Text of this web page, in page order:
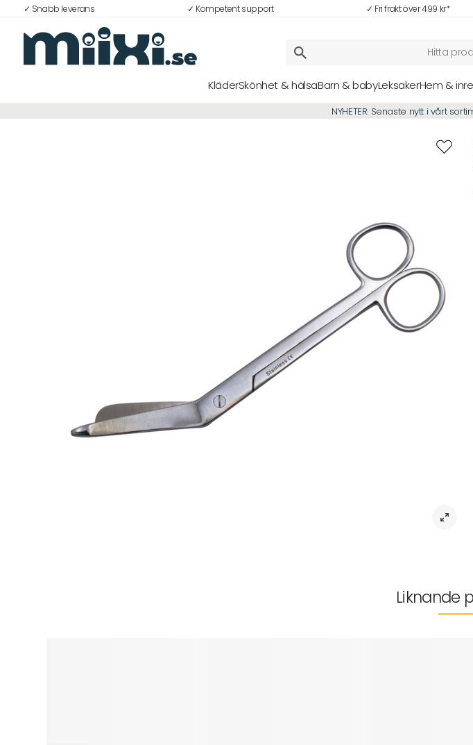
✓ Snabb leverans ✓ Kompetent support ✓ Fri frakt över 499 kr*
KläderSkönhet & hälsaBarn & babyLeksakerHem &
NYHETER: Senaste nytt i vårt
Liknande